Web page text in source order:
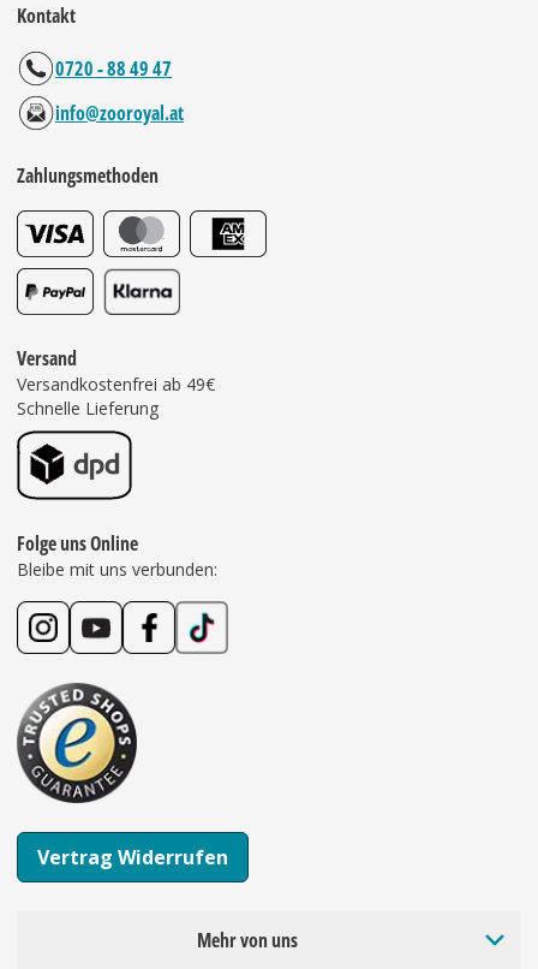
Kontakt
0720 - 88 49 47
info@zooroyal.at
Zahlungsmethoden
Versand
Versandkostenfrei ab 49€
Schnelle Lieferung
Folge uns Online
Bleibe mit uns verbunden:
Vertrag Widerrufen
Mehr von uns